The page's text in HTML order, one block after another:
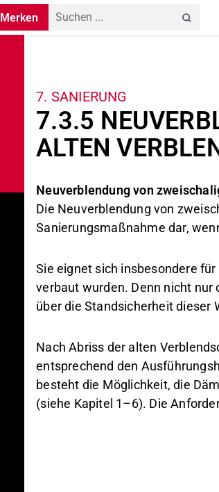
Merken
7. SANIERUNG
7.3.5
ALTEN
Neuverblendung von
Die Neuverblendung von
Sanierungsmaßnahme dar,
Sie eignet sich insbesondere
verbaut wurden. Denn nicht nur
über die Standsicherheit dieser
Nach Abriss der alten
entsprechend den
besteht die Möglichkeit, die
(siehe Kapitel 1–6). Die